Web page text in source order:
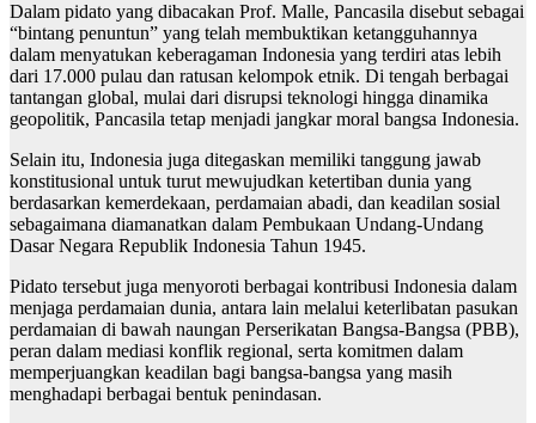
Dalam pidato yang dibacakan Prof. Malle, Pancasila disebut sebagai
“bintang penuntun” yang telah membuktikan ketangguhannya
dalam menyatukan keberagaman Indonesia yang terdiri atas lebih
dari 17.000 pulau dan ratusan kelompok etnik. Di tengah berbagai
tantangan global, mulai dari disrupsi teknologi hingga dinamika
geopolitik, Pancasila tetap menjadi jangkar moral bangsa Indonesia.
Selain itu, Indonesia juga ditegaskan memiliki tanggung jawab
konstitusional untuk turut mewujudkan ketertiban dunia yang
berdasarkan kemerdekaan, perdamaian abadi, dan keadilan sosial
sebagaimana diamanatkan dalam Pembukaan Undang-Undang
Dasar Negara Republik Indonesia Tahun 1945.
Pidato tersebut juga menyoroti berbagai kontribusi Indonesia dalam
menjaga perdamaian dunia, antara lain melalui keterlibatan pasukan
perdamaian di bawah naungan Perserikatan Bangsa-Bangsa (PBB),
peran dalam mediasi konflik regional, serta komitmen dalam
memperjuangkan keadilan bagi bangsa-bangsa yang masih
menghadapi berbagai bentuk penindasan.